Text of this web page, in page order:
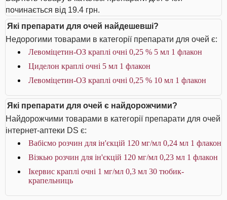
починається від 19.4 грн.
Які препарати для очей найдешевші?
Недорогими товарами в категорії препарати для очей є:
Левоміцетин-ОЗ краплі очні 0,25 % 5 мл 1 флакон
Циделон краплі очні 5 мл 1 флакон
Левоміцетин-ОЗ краплі очні 0,25 % 10 мл 1 флакон
Які препарати для очей є найдорожчими?
Найдорожчими товарами в категорії препарати для очей
інтернет-аптеки DS є:
Вабісмо розчин для ін'єкцій 120 мг/мл 0,24 мл 1 флакон
Візкью розчин для ін'єкцій 120 мг/мл 0,23 мл 1 флакон
Ікервис краплі очні 1 мг/мл 0,3 мл 30 тюбик-
крапельниць